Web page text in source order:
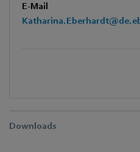
E-Mail
Downloads